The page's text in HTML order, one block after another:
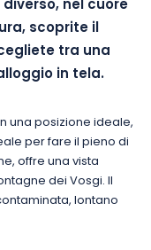
nel cuore
scoprite il
tra una
in tela.
una posizione ideale,
per fare il pieno di
offre una vista
dei Vosgi. Il
lontano
di alloggio, potrete
lontano dal